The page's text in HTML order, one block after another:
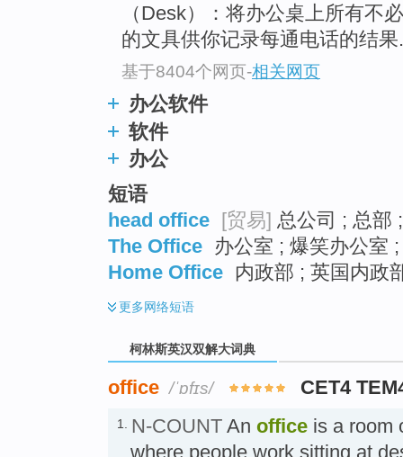
（Desk）：将办公桌上所有不
的文具供你记录每通电话的结果
基于8404个网页-相关网页
办公软件
软件
办公
短语
head office [贸易] 总公司 ; 总部
The Office 办公室 ; 爆笑办公室
Home Office 内政部 ; 英国内政
更多网络短语
柯林斯英汉双解大词典
office /ˈɒfɪs/ CET4
1. N-COUNT An office is a room
where people work sitting at